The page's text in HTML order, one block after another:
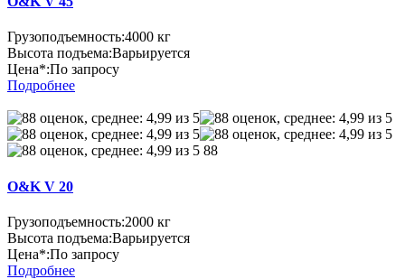
Грузоподъемность:4000 кг
Высота подъема:Варьируется
Цена*:По запросу
Подробнее
88
O&K V 20
Грузоподъемность:2000 кг
Высота подъема:Варьируется
Цена*:По запросу
Подробнее